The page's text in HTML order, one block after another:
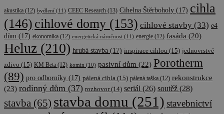
akustika (12) bydlení (11) CEEC Research (13) Cihelna Štěrboholy (17) cihla
(146) cihlové domy (153) cihlové stavby (33) e4
dům (17) ekonomika (12) energetická náročnost (11) energie (12) fasáda (20)
Heluz (210) hrubá stavba (17) inspirace cihlou (15) jednovrstvé
zdivo (15) KM Beta (12) komín (10) pasivní dům (22) Porotherm
(89) pro odborníky (17) pálená cihla (15) pálená taška (12) rekonstrukce
(23) rodinný dům (37) rozhovor(14) seriál (26) soutěž (28)
stavba (65) stavba domu (251) stavebnictví